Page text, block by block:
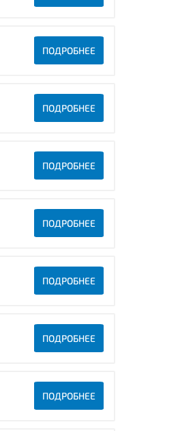
ПОДРОБНЕЕ
ПОДРОБНЕЕ
ПОДРОБНЕЕ
ПОДРОБНЕЕ
ПОДРОБНЕЕ
ПОДРОБНЕЕ
ПОДРОБНЕЕ